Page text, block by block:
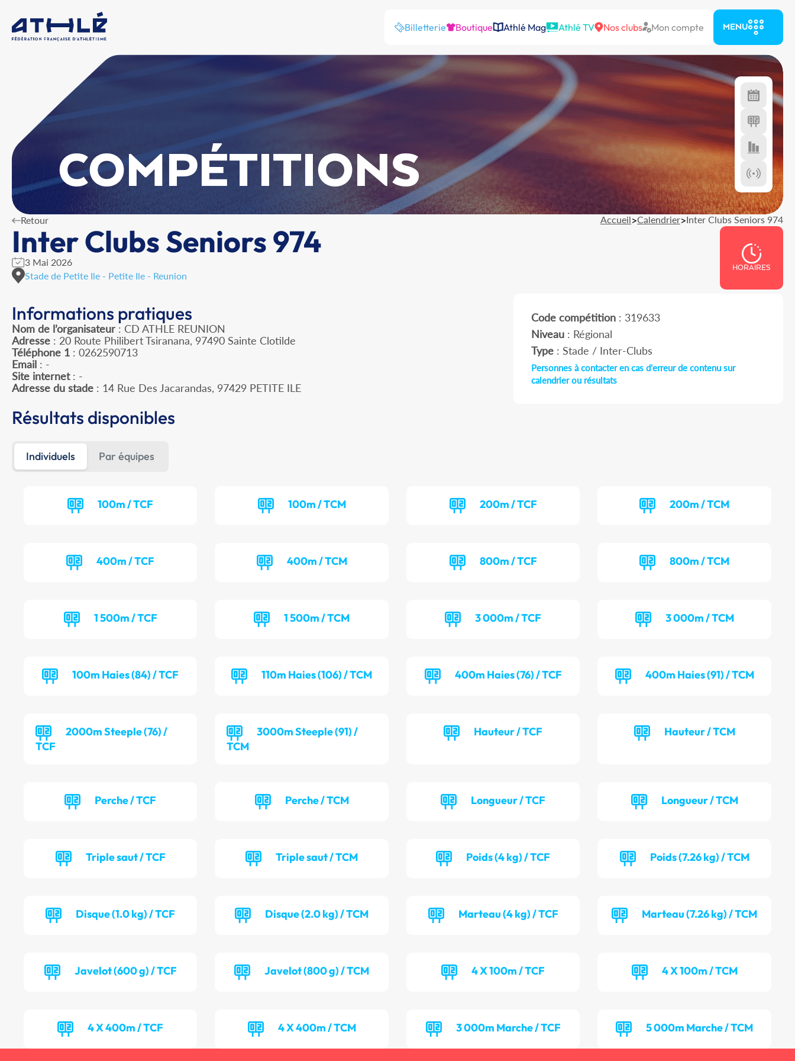
Billetterie Boutique Athlé Mag Athlé TV Nos clubs Mon compte MENU
COMPÉTITIONS
Retour Accueil>Calendrier>Inter Clubs Seniors 974
Inter Clubs Seniors 974
3 Mai 2026
Stade de Petite Ile - Petite Ile - Reunion
HORAIRES
Informations pratiques
Nom de l’organisateur : CD ATHLE REUNION
Adresse : 20 Route Philibert Tsiranana, 97490 Sainte Clotilde
Téléphone 1 : 0262590713
Email : -
Site internet: -
Adresse du stade : 14 Rue Des Jacarandas, 97429 PETITE ILE
Code compétition: 319633
Niveau: Régional
Type: Stade / Inter-Clubs
Personnes à contacter en cas d'erreur de contenu sur
calendrier ou résultats
Résultats disponibles
Individuels Par équipes
100m / TCF 100m / TCM 200m / TCF 200m / TCM
400m / TCF 400m / TCM 800m / TCF 800m / TCM
1 500m / TCF 1 500m / TCM 3 000m / TCF 3 000m / TCM
100m Haies (84) / TCF 110m Haies (106) / TCM 400m Haies (76) / TCF 400m Haies (91) / TCM
2000m Steeple (76) /
TCF
3000m Steeple (91) /
TCM
Hauteur / TCF Hauteur / TCM
Perche / TCF Perche / TCM Longueur / TCF Longueur / TCM
Triple saut / TCF Triple saut / TCM Poids (4 kg) / TCF Poids (7.26 kg) / TCM
Disque (1.0 kg) / TCF Disque (2.0 kg) / TCM Marteau (4 kg) / TCF Marteau (7.26 kg) / TCM
Javelot (600 g) / TCF Javelot (800 g) / TCM 4 X 100m / TCF 4 X 100m / TCM
4 X 400m / TCF 4 X 400m / TCM 3 000m Marche / TCF 5 000m Marche / TCM